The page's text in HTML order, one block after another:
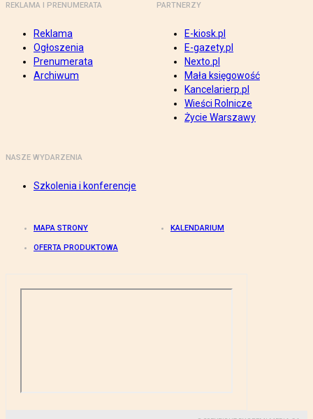
REKLAMA I PRENUMERATA
Reklama
Ogłoszenia
Prenumerata
Archiwum
PARTNERZY
E-kiosk.pl
E-gazety.pl
Nexto.pl
Mała księgowość
Kancelarierp.pl
Wieści Rolnicze
Życie Warszawy
NASZE WYDARZENIA
Szkolenia i konferencje
MAPA STRONY KALENDARIUM
OFERTA PRODUKTOWA